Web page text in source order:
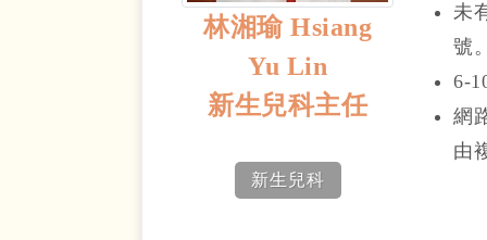
林湘瑜 Hsiang
Yu Lin
新生兒科主任
新生兒科
未
號
6-
網
由